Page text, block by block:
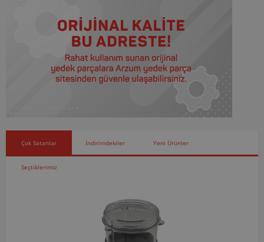
Çok Satanlar İndirimdekiler Yeni Ürünler
Seçtiklerimiz